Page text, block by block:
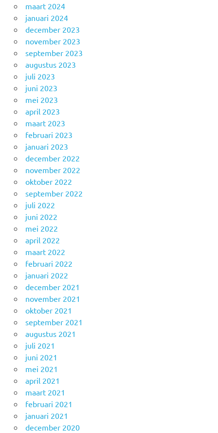
maart 2024
januari 2024
december 2023
november 2023
september 2023
augustus 2023
juli 2023
juni 2023
mei 2023
april 2023
maart 2023
februari 2023
januari 2023
december 2022
november 2022
oktober 2022
september 2022
juli 2022
juni 2022
mei 2022
april 2022
maart 2022
februari 2022
januari 2022
december 2021
november 2021
oktober 2021
september 2021
augustus 2021
juli 2021
juni 2021
mei 2021
april 2021
maart 2021
februari 2021
januari 2021
december 2020